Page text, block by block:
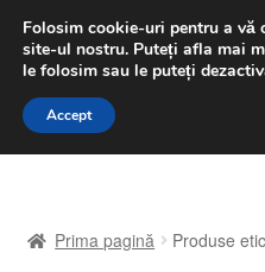
LIVRARE de la 33 lei
luni-vineri 9 a.m. - 4
Sari
Sari
A lua legatura
Prima pagină Produse
Folosim cookie-uri pentru a vă
site-ul nostru. Puteți afla mai
le folosim sau le puteți
Accept